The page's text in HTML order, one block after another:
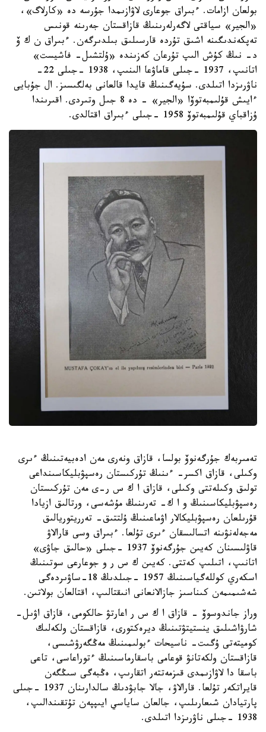
بولعان ازامات. ءبىراق جوعارى لاۋازىمدا جۇرسە دە «كارلاگ»،
«الجير» سياقتى لاگەرلەرىنىڭ قازاقستان جەرىنە قونىس
تەپكەندىگىنە اشىق تۇردە قارسىلىق بىلدىرگەن. ءبىراق ن ك ۆ
د- نىڭ كۇش الىپ تۇرعان كەزىندە «ۇلتشىل- فاشيست»
اتانىپ، 1937 -جىلى قاماۋعا الىنىپ، 1938 -جىلى 22-
ناۋرىزدا اتىلدى. سۇيەگىنىڭ قايدا قالعانى بەلگىسىز. ال جۇبايى
ءايىش قۇلىمبەتوۆا «الجير» - دە 8 جىل وتىردى. اقىرىندا
ۇزاقباي قۇلىمبەتوۆ 1958 -جىلى ءبىراق اقتالدى.
تەمىربەك جۇرگەنوۆ بولسا، قازاق ونەرى مەن ادەبيەتىنىڭ ءىرى
وكىلى، قازاق اكسر- ءىنىڭ تۇركىستان رەسپۋبليكاسىنداعى
تولىق وكىلەتتى وكىلى، قازاق ا ك س ر-ى مەن تۇركىستان
رەسپۋبليكاسىنىڭ و ا ك- تەرىنىڭ مۇشەسى، ورتالىق ازيادا
قۇرىلعان رەسپۋبليكالار اۋماعىنىڭ ۇلتتىق- تەرريتوريالىق
مەجەلەنۋىنە اتسالىسقان ءىرى تۇلعا. ءبىراق وسى قارالاۋ
قاۋلىسىنان كەيىن جۇرگەنوۆ 1937 -جىلى «حالىق جاۋى»
اتانىپ، اتىلىپ كەتتى. كەيىن ك س ر و جوعارعى سوتىنىڭ
اسكەري كوللەگياسىنىڭ 1957 -جىلدىڭ 18-ساۋىردەگى
شەشىمىمەن كىناسىز جازالانعانى انىقتالىپ، اقتالعان بولاتىن.
وراز جاندوسوۆ - قازاق ا ك س ر اعارتۋ حالكومى، قازاق اۋىل-
شارۋاشىلىق ينستيتۋتىنىڭ ديرەكتورى، قازاقستان ولكەلىك
كوميتەتى ۇگىت- ناسيحات ءبولىمىنىڭ مەڭگەرۋشىسى،
قازاقستان ولكەتانۋ قوعامى باسقارماسىنىڭ ءتوراعاسى، تاعى
باسقا دا لاۋازىمدى قىزمەتتەر اتقارىپ، ەڭبەگى سىڭگەن
قايراتكەر تۇلعا. قارالاۋ، جالا جابۋدىڭ سالدارىنان 1937 -جىلى
پارتيادان شىعارىلىپ، جالعان ساياسي ايىپپەن تۇتقىندالىپ،
1938 -جىلى ناۋرىزدا اتىلدى.